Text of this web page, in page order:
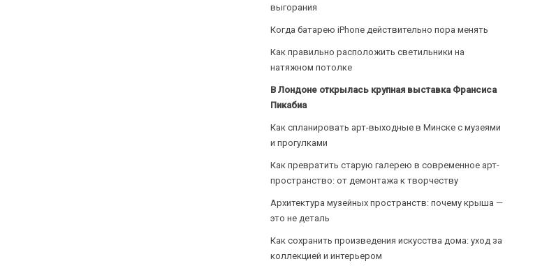
выгорания
Когда батарею iPhone действительно пора менять
Как правильно расположить светильники на
натяжном потолке
В Лондоне открылась крупная выставка Франсиса
Пикабиа
Как спланировать арт-выходные в Минске с музеями
и прогулками
Как превратить старую галерею в современное арт-
пространство: от демонтажа к творчеству
Архитектура музейных пространств: почему крыша —
это не деталь
Как сохранить произведения искусства дома: уход за
коллекцией и интерьером